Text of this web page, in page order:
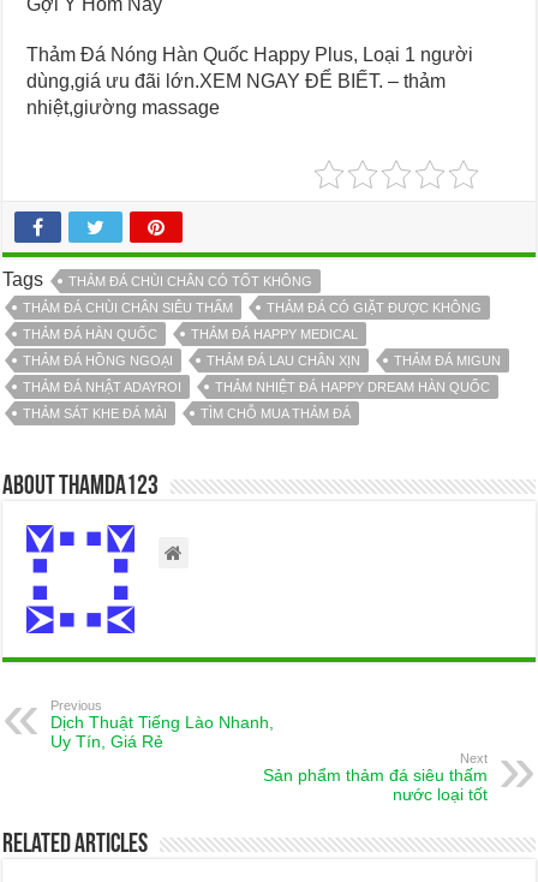
Gợi Ý Hôm Nay
Thảm Đá Nóng Hàn Quốc Happy Plus, Loại 1 người
dùng,giá ưu đãi lớn.XEM NGAY ĐỂ BIẾT. – thảm
nhiệt,giường massage
Tags
THẢM ĐÁ CHÙI CHÂN CÓ TỐT KHÔNG
THẢM ĐÁ CHÙI CHÂN SIÊU THẤM
THẢM ĐÁ CÓ GIẶT ĐƯỢC KHÔNG
THẢM ĐÁ HÀN QUỐC
THẢM ĐÁ HAPPY MEDICAL
THẢM ĐÁ HỒNG NGOẠI
THẢM ĐÁ LAU CHÂN XỊN
THẢM ĐÁ MIGUN
THẢM ĐÁ NHẬT ADAYROI
THẢM NHIỆT ĐÁ HAPPY DREAM HÀN QUỐC
THẢM SÁT KHE ĐÁ MÀI
TÌM CHỖ MUA THẢM ĐÁ
About thamda123
Previous
Dịch Thuật Tiếng Lào Nhanh,
Uy Tín, Giá Rẻ
Next
Sản phẩm thảm đá siêu thấm
nước loại tốt
Related Articles